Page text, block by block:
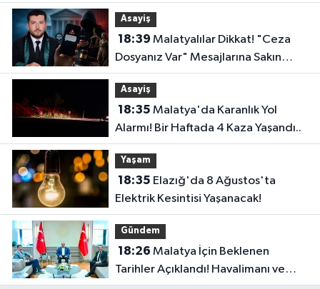
Asayiş
18:39
Dosyanız Var" Mesajlarına Sakın
Kanmayın
Asayiş
18:35
Alarmı! Bir Haftada 4 Kaza Yaşandı..
Yaşam
18:35
Elektrik Kesintisi Yaşanacak!
Gündem
18:26
Tarihler Açıklandı! Havalimanı ve